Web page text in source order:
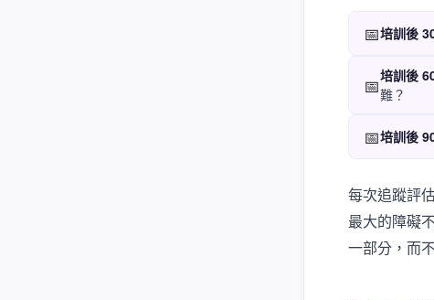
📅培訓後
📅培訓後
難？
📅培訓後
每次追蹤評
最大的障礙
一部分，而